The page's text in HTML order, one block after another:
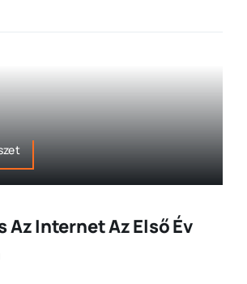
Az Internet Az Első Év